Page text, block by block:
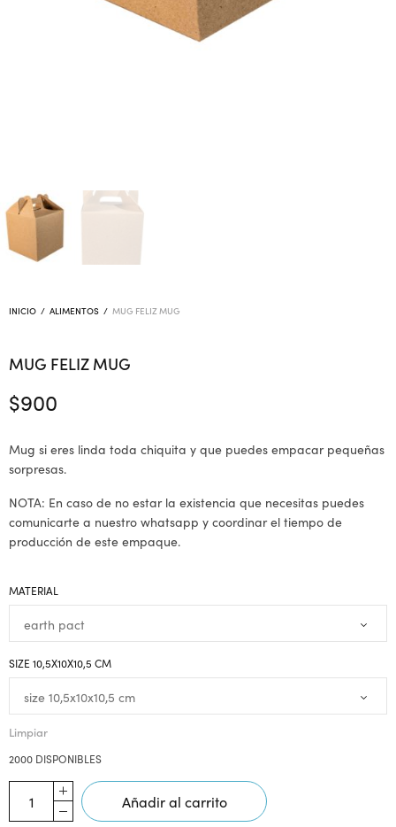
INICIO / ALIMENTOS / MUG FELIZ MUG
MUG FELIZ MUG
$900
Mug si eres linda toda chiquita y que puedes empacar pequeñas
sorpresas.
NOTA: En caso de no estar la existencia que necesitas puedes
comunicarte a nuestro whatsapp y coordinar el tiempo de
producción de este empaque.
MATERIAL
SIZE 10,5X10X10,5 CM
Limpiar
2000 DISPONIBLES
Añadir al carrito